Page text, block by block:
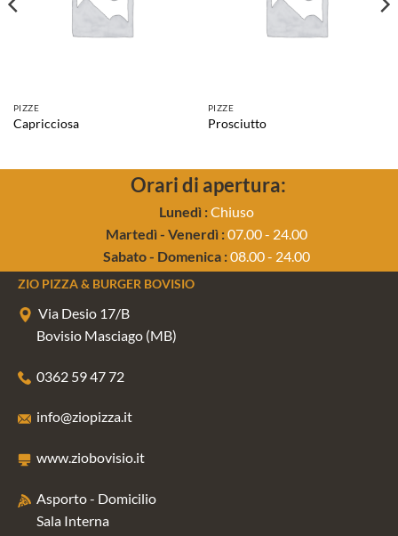
PIZZE
Capricciosa
PIZZE
Prosciutto
Orari di apertura:
Lunedì :Chiuso
Martedì - Venerdì :07.00 - 24.00
Sabato - Domenica :08.00 - 24.00
ZIO PIZZA & BURGER BOVISIO
Via Desio 17/B
Bovisio Masciago (MB)
0362 59 47 72
info@ziopizza.it
www.ziobovisio.it
Asporto - Domicilio
Sala Interna